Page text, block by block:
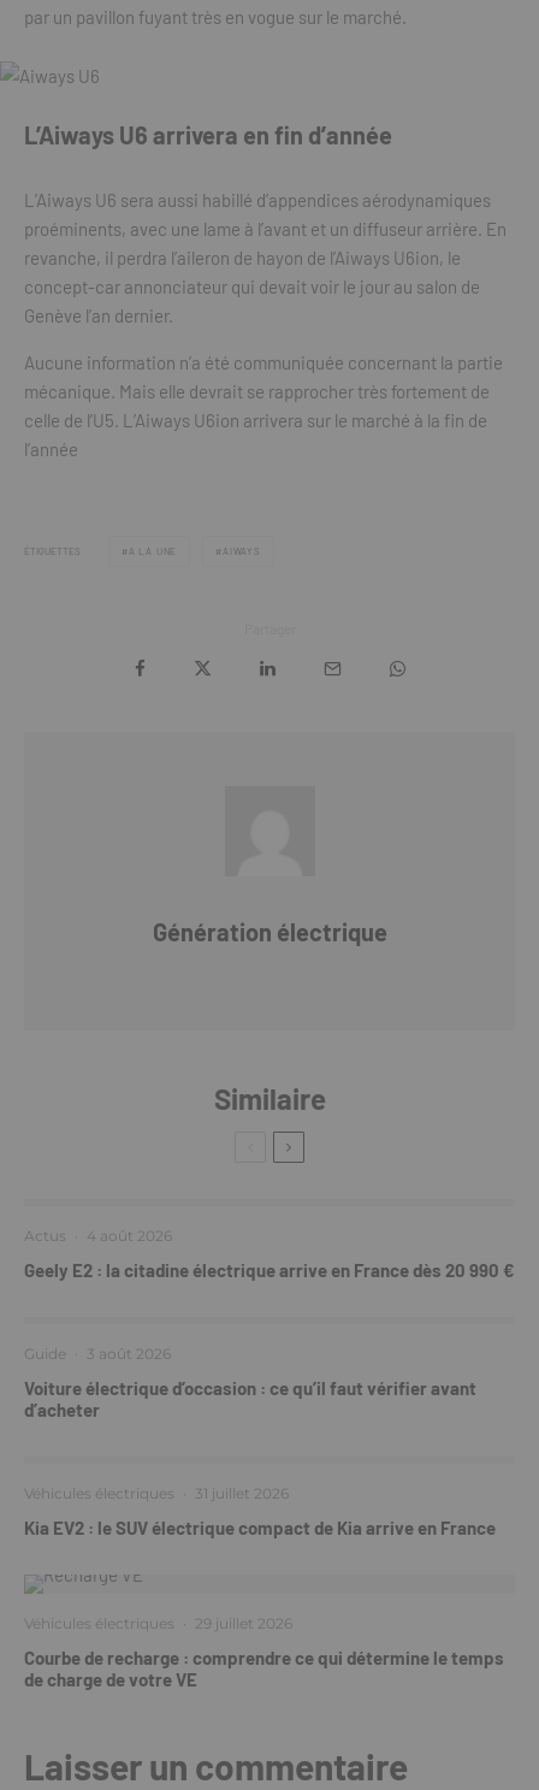
par un pavillon fuyant très en vogue sur le marché.
L’Aiways U6 arrivera en fin d’année
L’Aiways U6 sera aussi habillé d’appendices aérodynamiques
proéminents, avec une lame à l’avant et un diffuseur arrière. En
revanche, il perdra l’aileron de hayon de l’Aiways U6ion, le
concept-car annonciateur qui devait voir le jour au salon de
Genève l’an dernier.
Aucune information n’a été communiquée concernant la partie
mécanique. Mais elle devrait se rapprocher très fortement de
celle de l’U5. L’Aiways U6ion arrivera sur le marché à la fin de
l’année
ÉTIQUETTES A LA UNE AIWAYS
Génération électrique
Similaire
Actus · 4 août 2026
Geely E2 : la citadine électrique arrive en France dès 20 990 €
Guide · 3 août 2026
Voiture électrique d’occasion : ce qu’il faut vérifier avant
d’acheter
Véhicules électriques · 31 juillet 2026
Kia EV2 : le SUV électrique compact de Kia arrive en France
Véhicules électriques · 29 juillet 2026
Courbe de recharge : comprendre ce qui détermine le temps
de charge de votre VE
Laisser un commentaire